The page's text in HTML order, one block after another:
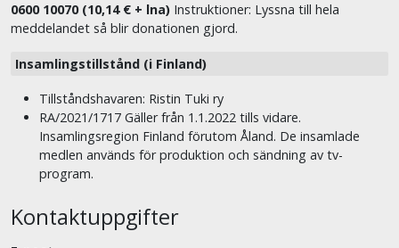
0600 10070 (10,14 € + lna) Instruktioner: Lyssna till hela
meddelandet så blir donationen gjord.
Insamlingstillstånd (i Finland)
Tillståndshavaren: Ristin Tuki ry
RA/2021/1717 Gäller från 1.1.2022 tills vidare.
Insamlingsregion Finland förutom Åland. De insamlade
medlen används för produktion och sändning av tv-
program.
Kontaktuppgifter